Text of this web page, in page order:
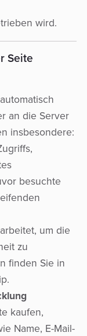
wird.
Seite
an die Server
insbesondere:
besuchte
um die
zu
finden Sie in
kaufen,
Name, E-Mail-